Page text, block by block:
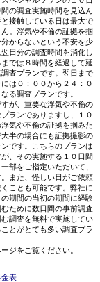
の調査実施時間を見込ん
接触している日は最大で
。浮気や不倫の証拠を掴
からないという不安を少
日分の調査時間を消化し
では８時間を経過して延
査プランです。翌日まで
は０：００から２４：０
る調査プランです。
が、重要な浮気や不倫の
ランでありますし、１０
気や不倫の証拠を掴みた
半の場合にも証拠撮影の
です。こちらのプランは
、その実施する１０日間
部をご指定いただいて、
また、怪しい日がご依頼
ことも可能です。弊社に
期間の当初の期間に経験
ために数日間の事前調査
調査を無料で実施してい
とがとても多い調査プラ
ジをご覧ください。
表